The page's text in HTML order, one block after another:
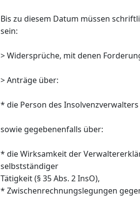
Bis zu diesem Datum müssen
sein:
> Widersprüche, mit denen
> Anträge über:
* die Person des Insolvenzverwalters
sowie gegebenenfalls über:
* die Wirksamkeit der
selbstständiger
Tätigkeit (§ 35 Abs. 2 InsO),
* Zwischenrechnungslegungen